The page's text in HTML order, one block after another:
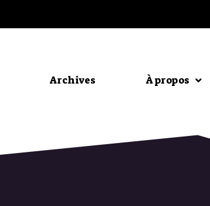
Archives À propos